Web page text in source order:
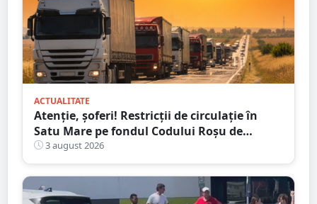
ACTUALITATE
Atenție, șoferi! Restricții de circulație în
Satu Mare pe fondul Codului Roșu de
caniculă
3 august 2026